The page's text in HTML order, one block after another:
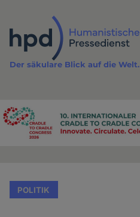
Inhalt
Der säkulare Blick auf die Welt.
Advertising
POLITIK